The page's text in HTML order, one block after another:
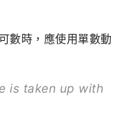
數時，應使用單數動
is taken up with